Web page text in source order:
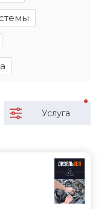
Услуга